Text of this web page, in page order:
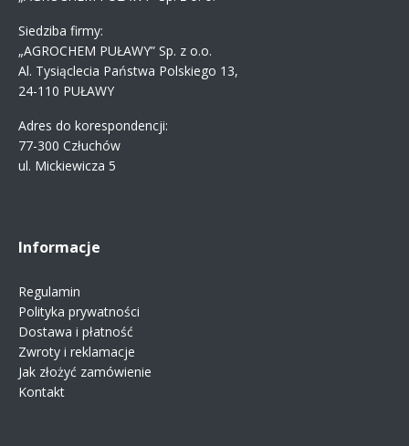
Siedziba firmy:
„AGROCHEM PUŁAWY” Sp. z o.o.
Al. Tysiąclecia Państwa Polskiego 13,
24-110 PUŁAWY
Adres do korespondencji:
77-300 Człuchów
ul. Mickiewicza 5
Informacje
Regulamin
Polityka prywatności
Dostawa i płatność
Zwroty i reklamacje
Jak złożyć zamówienie
Kontakt